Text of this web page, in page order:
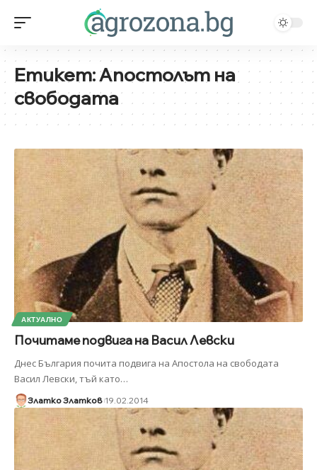
Етикет:Апостолът на
свободата
АКТУАЛНО
Почитаме подвига на Васил Левски
Днес България почита подвига на Апостола на свободата
Васил Левски, тъй като…
Златко Златков 19.02.2014